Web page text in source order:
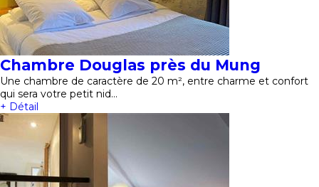
Chambre Douglas près du Mung
Une chambre de caractère de 20 m², entre charme et confort
qui sera votre petit nid…
+ Détail